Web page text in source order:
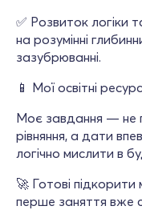
✅ Розвиток логіки
на розумінні
зазубрюванні.
📱 Мої освітні
Моє завдання — не
рівняння, а дати
логічно мислити в
🚀 Готові
перше заняття вже